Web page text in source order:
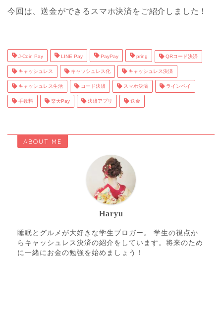
今回は、送金ができるスマホ決済をご紹介しました！
J-Coin Pay LINE Pay PayPay pring QRコード決済
キャッシュレス キャッシュレス化 キャッシュレス決済
キャッシュレス生活 コード決済 スマホ決済 ラインペイ
手数料 楽天Pay 決済アプリ 送金
ABOUT ME
Haryu
睡眠とグルメが大好きな学生ブロガー。 学生の視点か
らキャッシュレス決済の紹介をしています。将来のため
に一緒にお金の勉強を始めましょう！